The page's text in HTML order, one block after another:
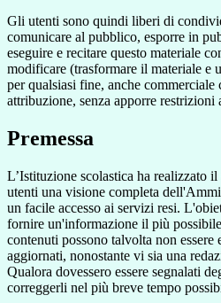
Gli utenti sono quindi liberi di
comunicare al pubblico, esporre in
eseguire e recitare questo materiale
modificare (trasformare il materiale e
per qualsiasi fine, anche commerciale
attribuzione, senza apporre restrizioni
Premessa
L’Istituzione scolastica ha realizzato
utenti una visione completa
un facile accesso ai servizi resi.
fornire un'informazione il più
contenuti possono talvolta non essere
aggiornati, nonostante vi sia una
Qualora dovessero essere segnalati
correggerli nel più breve tempo